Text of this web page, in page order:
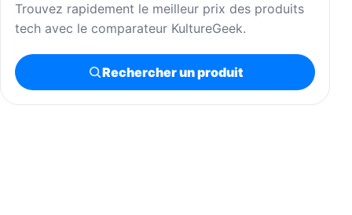
Trouvez rapidement le meilleur prix des produits
tech avec le comparateur KultureGeek.
Rechercher un produit